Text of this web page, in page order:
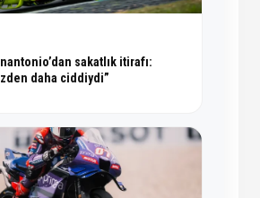
sakatlık itirafı:
daha ciddiydi”